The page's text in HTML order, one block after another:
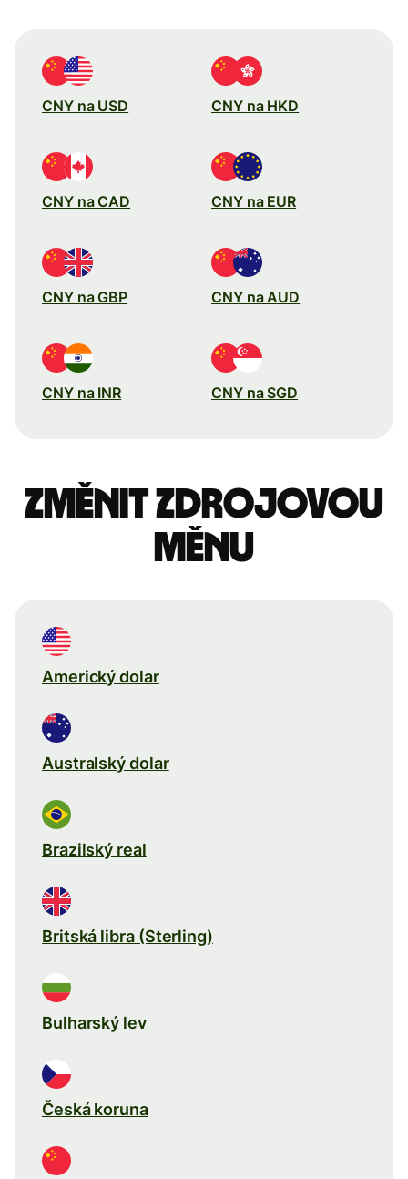
CNY na USD CNY na HKD
CNY na CAD CNY na EUR
CNY na GBP CNY na AUD
CNY na INR CNY na SGD
Změnit zdrojovou
měnu
Americký dolar
Australský dolar
Brazilský real
Britská libra (Sterling)
Bulharský lev
Česká koruna